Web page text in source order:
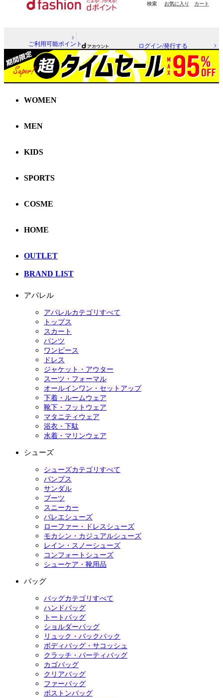
検索 お気に入り カート
ご利用可能ポイント ログイン/発行する
WOMEN
MEN
KIDS
SPORTS
COSME
HOME
OUTLET
BRAND LIST
アパレル
アパレルカテゴリすべて
トップス
スカート
パンツ
ワンピース
ドレス
ジャケット・アウター
スーツ・フォーマル
オールインワン・セットアップ
下着・ルームウェア
靴下・フットウェア
マタニティウェア
浴衣・下駄
水着・マリンウェア
シューズ
シューズカテゴリすべて
パンプス
サンダル
ブーツ
スニーカー
バレエシューズ
ローファー・ドレスシューズ
モカシン・カジュアルシューズ
レイン・スノーシューズ
コンフォートシューズ
シューケア・靴用品
バッグ
バッグカテゴリすべて
ハンドバッグ
トートバッグ
ショルダーバッグ
リュック・バックパック
ボディバッグ・サコッシュ
クラッチ・パーティバッグ
カゴバッグ
クリアバッグ
ファーバッグ
ボストンバッグ